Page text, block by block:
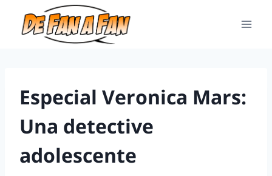
Especial Veronica Mars:
Una detective
adolescente